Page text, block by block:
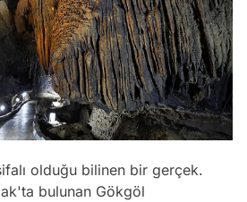
olduğu bilinen bir gerçek.
bulunan Gökgöl